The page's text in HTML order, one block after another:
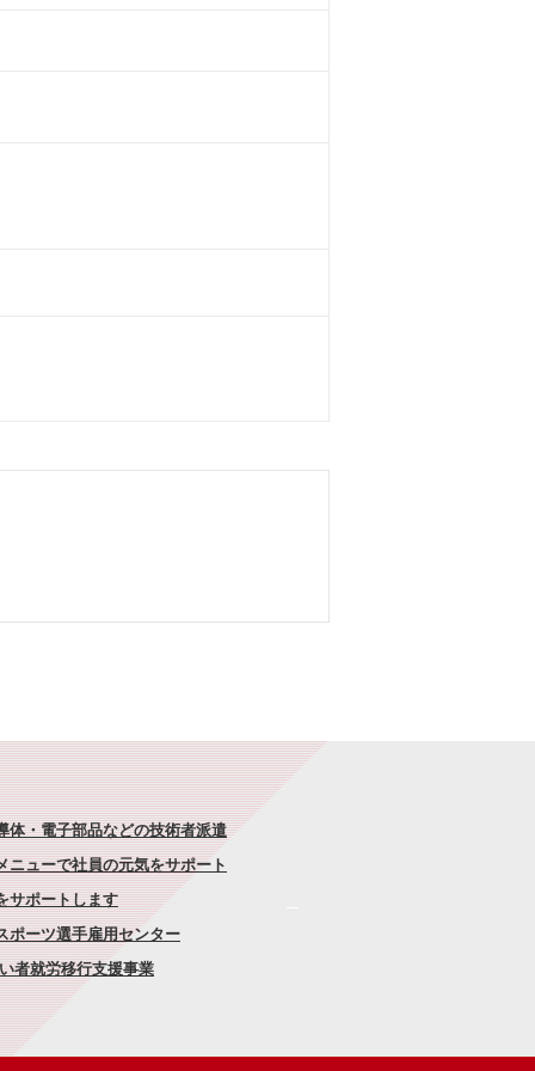
体・電子部品などの技術者派遣
ニューで社員の元気をサポート
サポートします
ポーツ選手雇用センター
者就労移行支援事業